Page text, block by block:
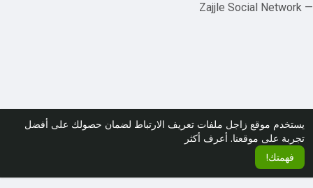
يستخدم موقع زاجل ملفات تعريف الارتباط لضمان حصولك على أفضل
تجربة على موقعنا. أعرف أكثر
فهمتك!
— Zajjle Social Network